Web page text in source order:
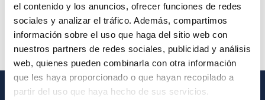
el contenido y los anuncios, ofrecer funciones de redes
sociales y analizar el tráfico. Además, compartimos
información sobre el uso que haga del sitio web con
nuestros partners de redes sociales, publicidad y análisis
web, quienes pueden combinarla con otra información
que les haya proporcionado o que hayan recopilado a
partir del uso que haya hecho de sus servicios.